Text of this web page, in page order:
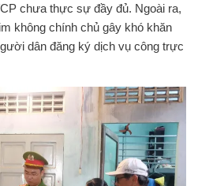
chưa thực sự đầy đủ. Ngoài ra,
không chính chủ gây khó khăn
dân đăng ký dịch vụ công trực